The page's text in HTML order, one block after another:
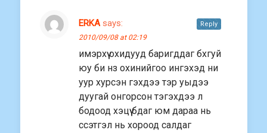
ERKA says:
2010/09/08 at 02:19
имэрхүү охидууд баригддаг бхгуй
юу би нз охинийгоо ингэхэд ни
уур хурсэн гэхдээ тэр уыдээ
дуугай онгорсон тэгэхдээ л
бодоод хэцүү бдаг юм дараа нь
ссэтгэл нь хороод салдаг
Reply